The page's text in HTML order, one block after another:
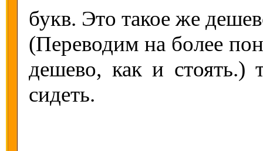
букв. Это такое же
(Переводим на более
дешево, как и стоять.)
сидеть.